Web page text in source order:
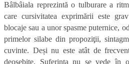
Bâlbâiala reprezintă o tulburare a
care cursivitatea exprimării este
blocaje sau a unor spasme puternice,
primelor silabe din propoziţii,
cuvinte. Deși nu este atât de
deosebite. Suferinţa nu se vede în